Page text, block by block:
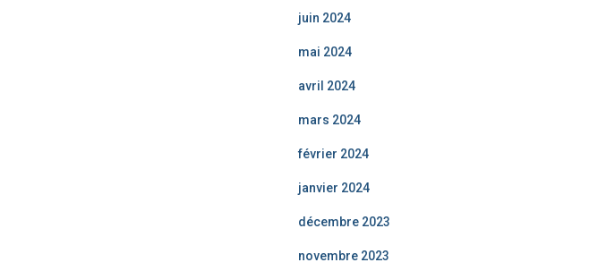
juin 2024
mai 2024
avril 2024
mars 2024
février 2024
janvier 2024
décembre 2023
novembre 2023